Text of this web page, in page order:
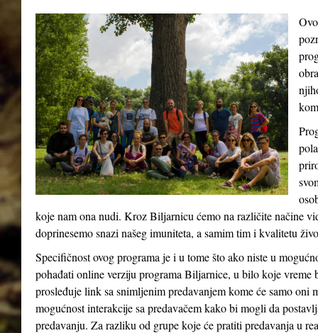
koje nam ona nudi. Kroz Biljarnicu ćemo na različite načine
doprinesemo snazi našeg imuniteta, a samim tim i kvalitetu
Specifičnost ovog programa je i u tome što ako niste u
pohađati online verziju programa Biljarnice, u bilo koje vreme
prosleđuje link sa snimljenim predavanjem kome će samo
mogućnost interakcije sa predavačem kako bi mogli da
predavanju. Za razliku od grupe koje će pratiti predavanja u